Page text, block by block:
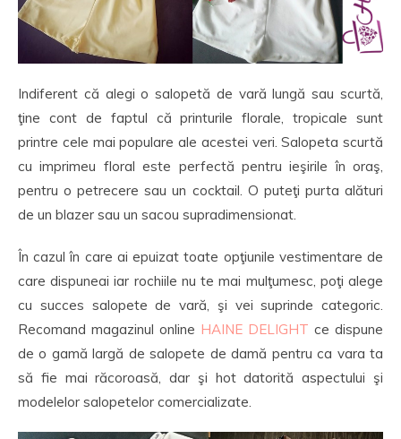
Indiferent că alegi o salopetă de vară lungă sau scurtă,
ţine cont de faptul că printurile florale, tropicale sunt
printre cele mai populare ale acestei veri. Salopeta scurtă
cu imprimeu floral este perfectă pentru ieşirile în oraş,
pentru o petrecere sau un cocktail. O puteţi purta alături
de un blazer sau un sacou supradimensionat.
În cazul în care ai epuizat toate opţiunile vestimentare de
care dispuneai iar rochiile nu te mai mulţumesc, poţi alege
cu succes salopete de vară, şi vei suprinde categoric.
Recomand magazinul online HAINE DELIGHT ce dispune
de o gamă largă de salopete de damă pentru ca vara ta
să fie mai răcoroasă, dar şi hot datorită aspectului şi
modelelor salopetelor comercializate.